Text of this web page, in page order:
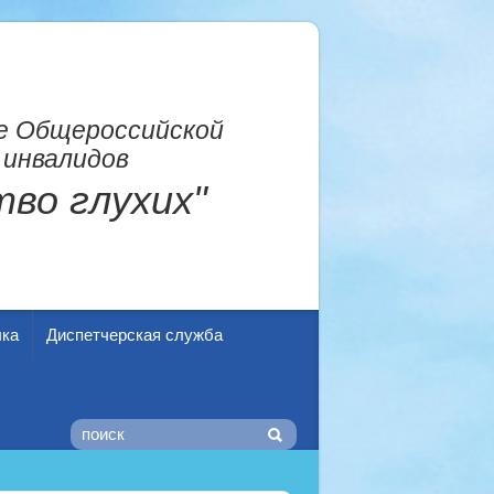
Общероссийской
глухих"
Диспетчерская служба